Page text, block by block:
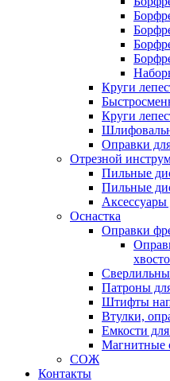
Круги
Круги
Оправки
Отрезной
Пильные
Пильные
Оснастка
Оправки
Патроны
Штифты
Втулки,
Емкости
Магнитные
СОЖ
Контакты